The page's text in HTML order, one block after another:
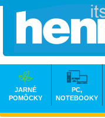
JARNÉ
POMÔCKY
PC,
NOTEBOOKY